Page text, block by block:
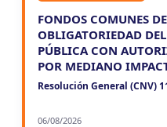
FONDOS COMUNES
OBLIGATORIEDAD
PÚBLICA CON
POR MEDIANO
Resolución General (CNV)
06/08/2026